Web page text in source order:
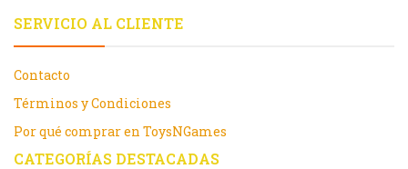
SERVICIO AL CLIENTE
Contacto
Términos y Condiciones
Por qué comprar en ToysNGames
CATEGORÍAS DESTACADAS